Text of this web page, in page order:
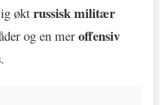
økt russisk militær
og en meroffensiv
.